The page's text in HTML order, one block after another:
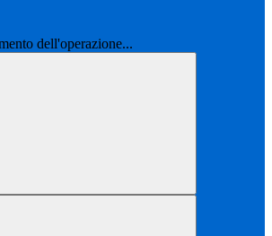
dell'operazione...